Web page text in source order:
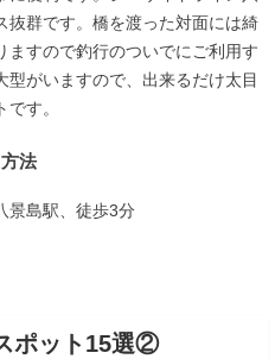
抜群です。橋を渡った対面には綺
ますので釣行のついでにご利用す
がいますので、出来るだけ太目
す。
法
景島駅、徒歩3分
ポット15選②